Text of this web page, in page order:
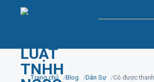
Trang chủ Blog Dân Sự Có được